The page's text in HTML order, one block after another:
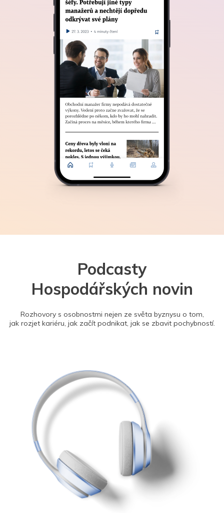
Podcasty
Hospodářských novin
Rozhovory s osobnostmi nejen ze světa byznysu o tom,
jak rozjet kariéru, jak začít podnikat, jak se zbavit pochybností.